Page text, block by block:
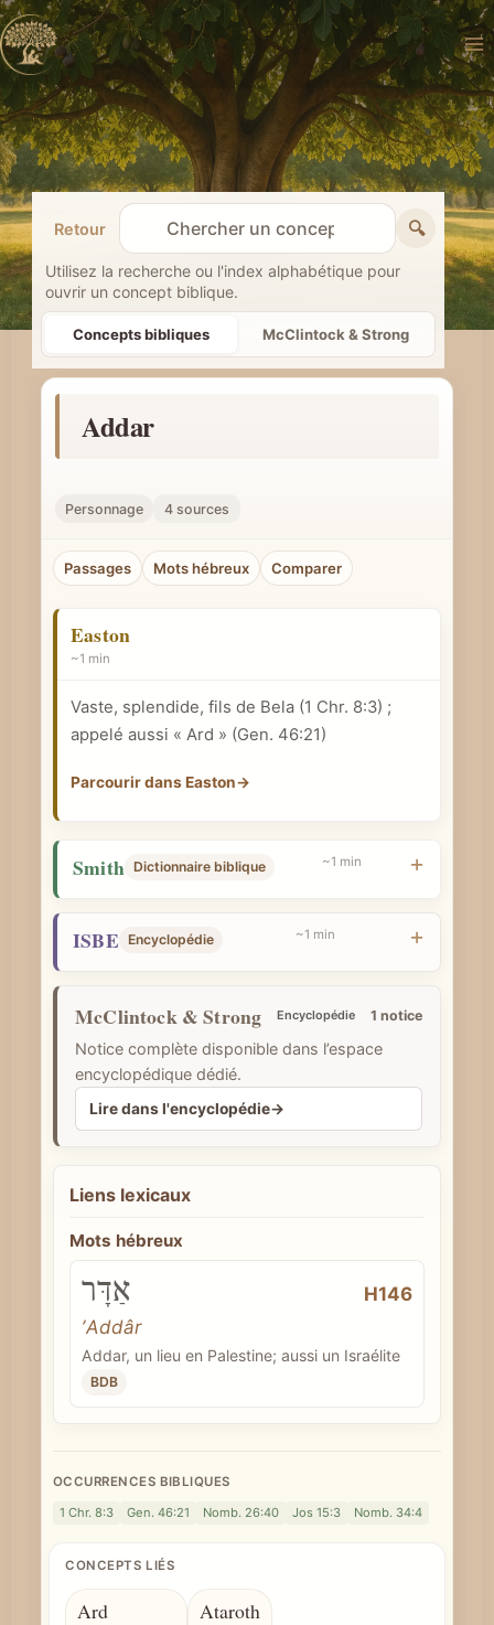
Aller
au
contenu
Retour
R
e
c
h
e
c
r
n
o
e
p
t
b
e
🔍
Utilisez la recherche ou l'index alphabétique pour
ouvrir un concept biblique.
Concepts bibliques McClintock & Strong
Addar
Personnage 4 sources
Passages Mots hébreux Comparer
Liens lexicaux
Mots hébreux
אַדָּר
H146
ʼAddâr
Addar, un lieu en Palestine; aussi un Israélite
BDB
Easton
~1 min
Vaste, splendide, fils de Bela (1 Chr. 8:3) ;
appelé aussi « Ard » (Gen. 46:21)
Parcourir dans Easton→
Smith Dictionnaire biblique ~1 min
ISBE Encyclopédie ~1 min
McClintock & Strong Encyclopédie 1 notice
Notice complète disponible dans l’espace
encyclopédique dédié.
Lire dans l'encyclopédie→
OCCURRENCES BIBLIQUES
1 Chr. 8:3
Gen. 46:21 Nomb. 26:40 Jos 15:3 Nomb. 34:4
CONCEPTS LIÉS
Ard Ataroth